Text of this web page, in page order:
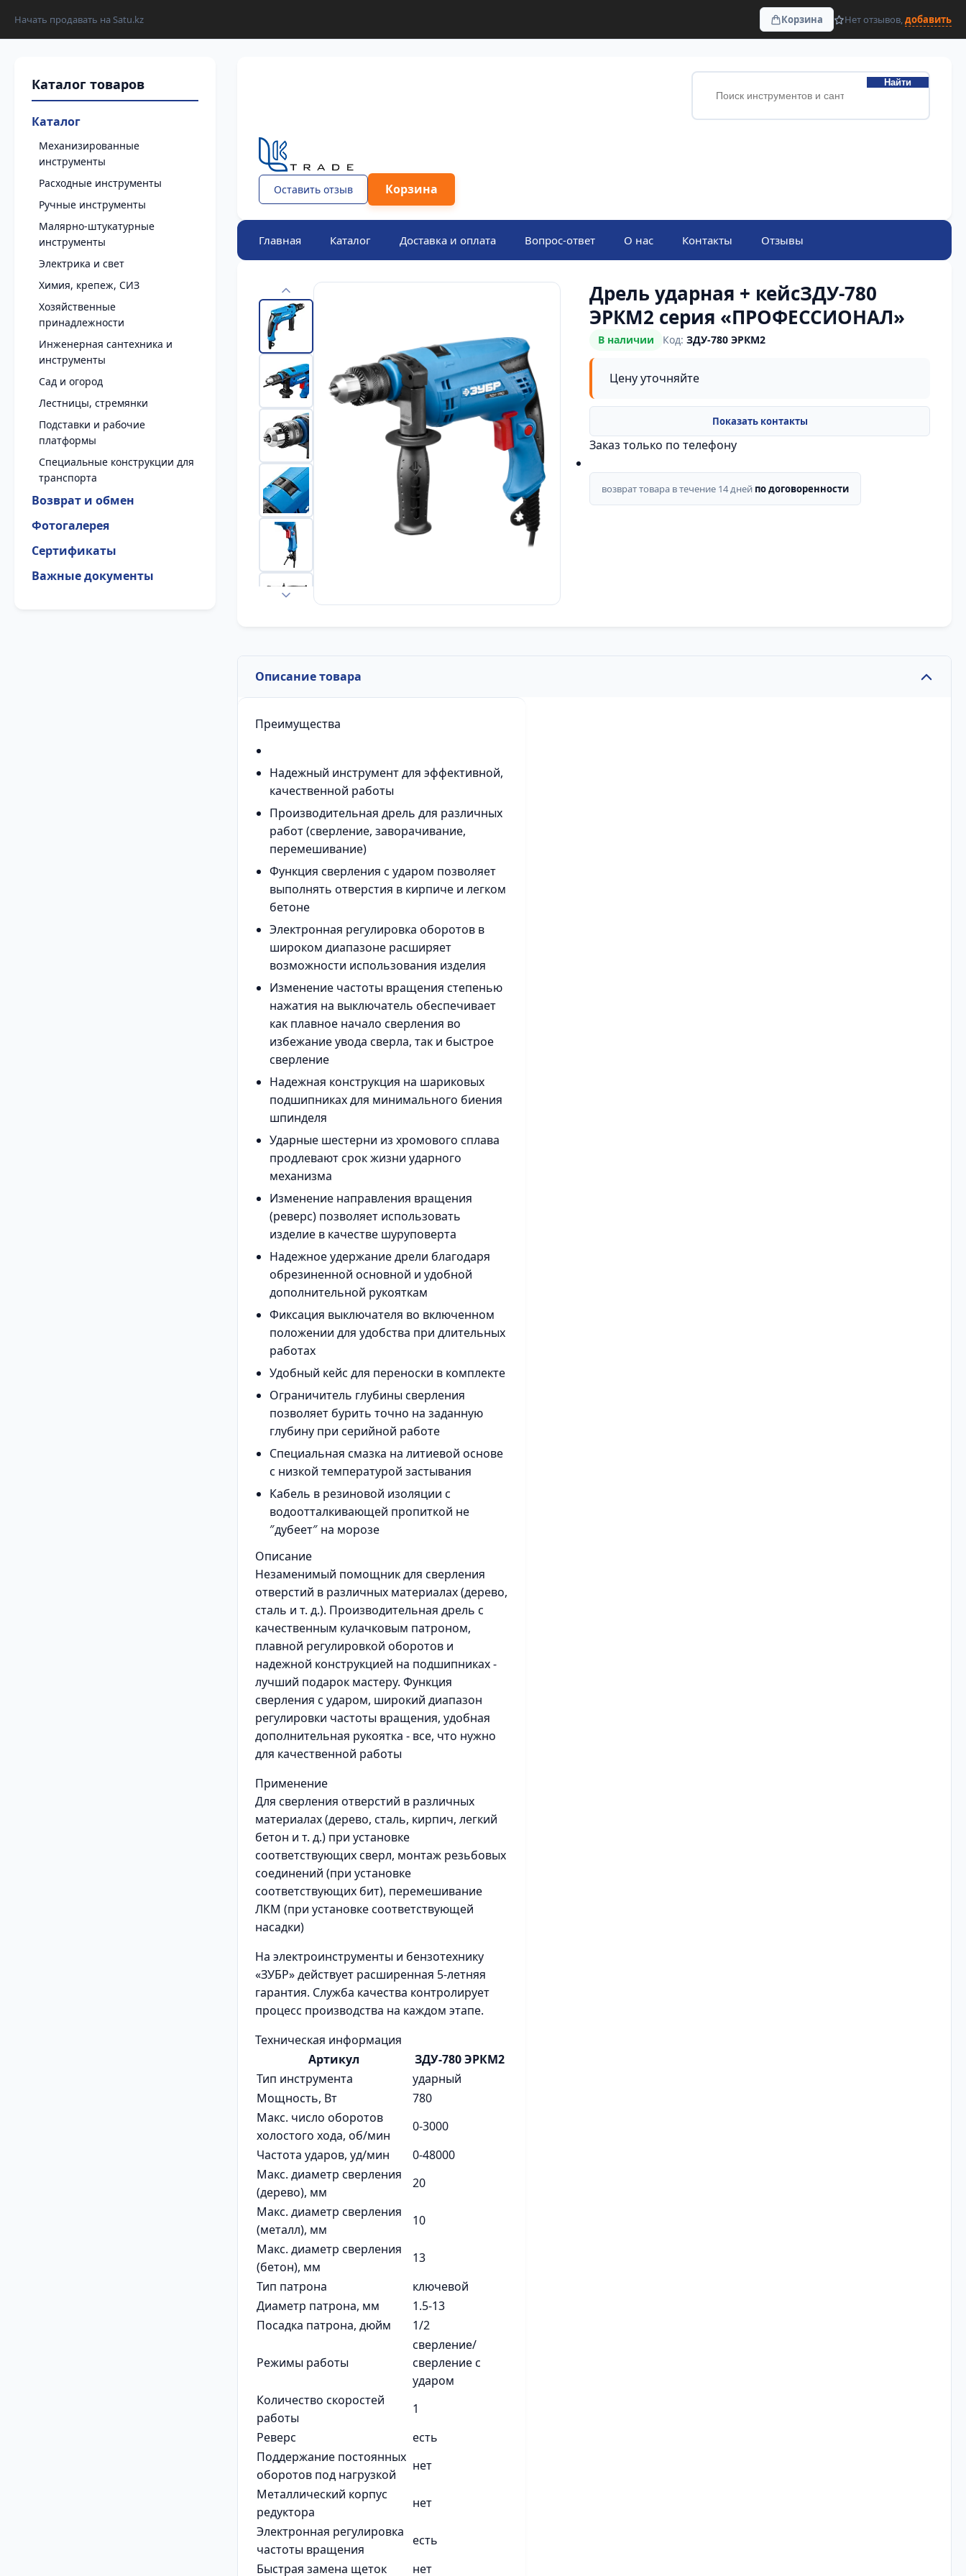
Начать продавать на Satu.kz Корзина Нет отзывов,добавить
Каталог
Механизированные
инструменты
Расходные инструменты
Ручные инструменты
Малярно-штукатурные
инструменты
Электрика и свет
Химия, крепеж, СИЗ
Хозяйственные
принадлежности
Инженерная сантехника и
инструменты
Сад и огород
Лестницы, стремянки
Подставки и рабочие
платформы
Специальные конструкции для
транспорта
Возврат и обмен
Фотогалерея
Сертификаты
Важные документы
Найти
Оставить отзыв Корзина
Главная Каталог Доставка и оплата Вопрос-ответ О нас Контакты Отзывы
Дрель ударная + кейсЗДУ-780
ЭРКМ2 серия «ПРОФЕССИОНАЛ»
В наличии Код:ЗДУ-780 ЭРКМ2
Цену уточняйте
Заказ только по телефону
возврат товара в течение 14 дней по договоренности
Описание товара
Преимущества
Надежный инструмент для эффективной,
качественной работы
Производительная дрель для различных
работ (сверление, заворачивание,
перемешивание)
Функция сверления с ударом позволяет
выполнять отверстия в кирпиче и легком
бетоне
Электронная регулировка оборотов в
широком диапазоне расширяет
возможности использования изделия
Изменение частоты вращения степенью
нажатия на выключатель обеспечивает
как плавное начало сверления во
избежание увода сверла, так и быстрое
сверление
Надежная конструкция на шариковых
подшипниках для минимального биения
шпинделя
Ударные шестерни из хромового сплава
продлевают срок жизни ударного
механизма
Изменение направления вращения
(реверс) позволяет использовать
изделие в качестве шуруповерта
Надежное удержание дрели благодаря
обрезиненной основной и удобной
дополнительной рукояткам
Фиксация выключателя во включенном
положении для удобства при длительных
работах
Удобный кейс для переноски в комплекте
Ограничитель глубины сверления
позволяет бурить точно на заданную
глубину при серийной работе
Специальная смазка на литиевой основе
с низкой температурой застывания
Кабель в резиновой изоляции с
водоотталкивающей пропиткой не
″дубеет″ на морозе
Описание
Незаменимый помощник для сверления
отверстий в различных материалах (дерево,
сталь и т. д.). Производительная дрель с
качественным кулачковым патроном,
плавной регулировкой оборотов и
надежной конструкцией на подшипниках -
лучший подарок мастеру. Функция
сверления с ударом, широкий диапазон
регулировки частоты вращения, удобная
дополнительная рукоятка - все, что нужно
для качественной работы
Применение
Для сверления отверстий в различных
материалах (дерево, сталь, кирпич, легкий
бетон и т. д.) при установке
соответствующих сверл, монтаж резьбовых
соединений (при установке
соответствующих бит), перемешивание
ЛКМ (при установке соответствующей
насадки)
На электроинструменты и бензотехнику
«ЗУБР» действует расширенная 5-летняя
гарантия. Служба качества контролирует
процесс производства на каждом этапе.
Техническая информация
Артикул
ЗДУ-780 ЭРКМ2
Тип инструмента
ударный
Мощность, Вт
780
Макс. число оборотов
холостого хода, об/мин
0-3000
Частота ударов, уд/мин
0-48000
Макс. диаметр сверления
(дерево), мм
20
Макс. диаметр сверления
(металл), мм
10
Макс. диаметр сверления
(бетон), мм
13
Тип патрона
ключевой
Диаметр патрона, мм
1.5-13
Посадка патрона, дюйм
1/2
Режимы работы
сверление/
сверление с
ударом
Количество скоростей
работы
1
Реверс
есть
Поддержание постоянных
оборотов под нагрузкой
нет
Металлический корпус
редуктора
нет
Электронная регулировка
частоты вращения
есть
Быстрая замена щеток
нет